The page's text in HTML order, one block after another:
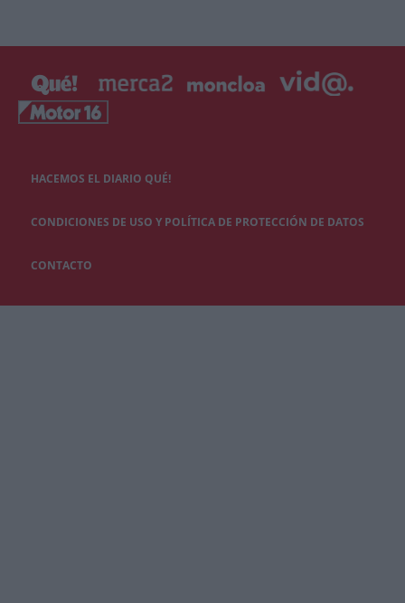
HACEMOS EL DIARIO QUÉ!
CONDICIONES DE USO Y POLÍTICA DE PROTECCIÓN DE DATOS
CONTACTO